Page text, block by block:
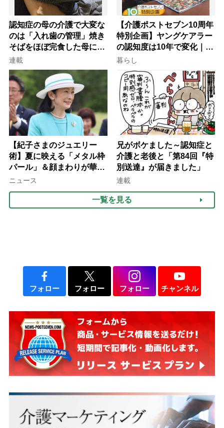
認知症の母の介護で大変な
のは「入れ歯の管理」焼き
そばをほぼ完食した母に息
子が血の気が引いた理由
連載
【介護ポストセブン10周年
特別企画】ヤングケアラー
の認知度は10年で変化｜流
行語大賞にノミネート、法
律にも明記されたが果たし
て現在は？
暮らし
【紀子さまのジュエリー
術】夏に映える「メタル枠
パール」＆顔まわりが華や
ぐ「揺れる一粒」の使い分
ニュース
兄がボケました～認知症と
介護と老後と「第84回『特
別送達』が届きました」
連載
一覧を見る
フォロー フォロー フォロー チャンネル